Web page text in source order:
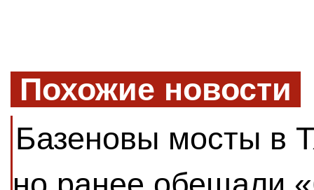
Похожие новости
Базеновы мосты в